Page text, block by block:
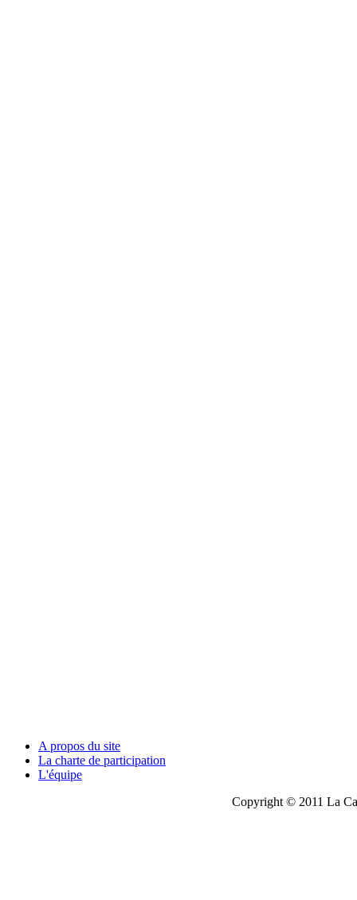
A propos du site
La charte de participation
L'équipe
Copyright © 2011 La